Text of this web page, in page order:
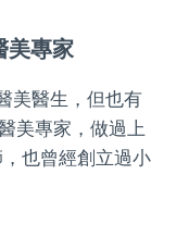
專家
美醫生，但也有
美專家，做過上
也曾經創立過小